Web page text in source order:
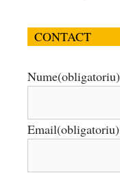
CONTACT
Nume(obligatoriu)
Email(obligatoriu)